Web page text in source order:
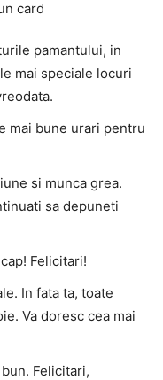
pamantului, in
mai speciale locuri
mai bune urari pentru
si munca grea.
sa depuneti
Felicitari!
In fata ta, toate
Va doresc cea mai
Felicitari,